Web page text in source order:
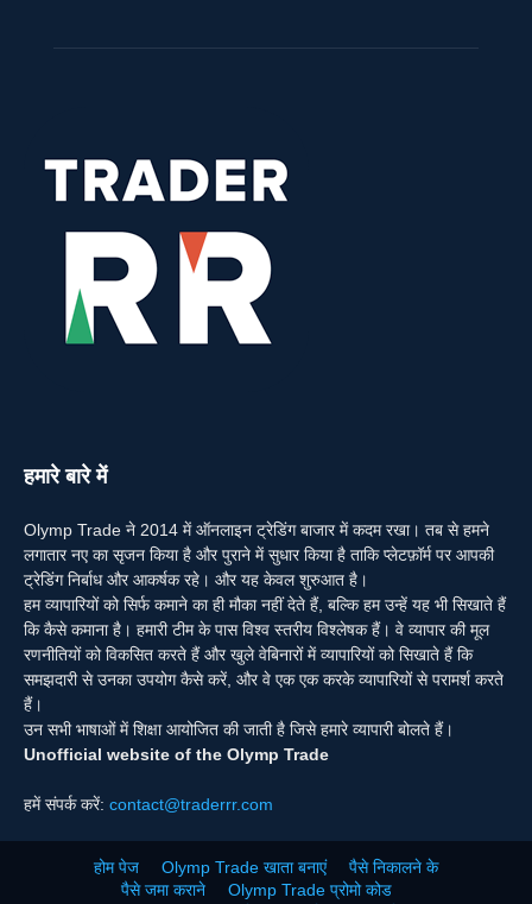
हमारे बारे में
Olymp Trade ने 2014 में ऑनलाइन ट्रेडिंग बाजार में कदम रखा। तब से हमने
लगातार नए का सृजन किया है और पुराने में सुधार किया है ताकि प्लेटफ़ॉर्म पर आपकी
ट्रेडिंग निर्बाध और आकर्षक रहे। और यह केवल शुरुआत है।
हम व्यापारियों को सिर्फ कमाने का ही मौका नहीं देते हैं, बल्कि हम उन्हें यह भी सिखाते हैं
कि कैसे कमाना है। हमारी टीम के पास विश्व स्तरीय विश्लेषक हैं। वे व्यापार की मूल
रणनीतियों को विकसित करते हैं और खुले वेबिनारों में व्यापारियों को सिखाते हैं कि
समझदारी से उनका उपयोग कैसे करें, और वे एक एक करके व्यापारियों से परामर्श करते
हैं।
उन सभी भाषाओं में शिक्षा आयोजित की जाती है जिसे हमारे व्यापारी बोलते हैं।
Unofficial website of the Olymp Trade
हमें संपर्क करें: contact@traderrr.com
होम पेज Olymp Trade खाता बनाएं
पैसे निकालने के
पैसे जमा कराने
Olymp Trade प्रोमो कोड